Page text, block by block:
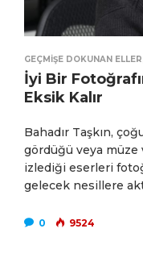
GEÇMIŞE DOKUNAN ELLER
İyi Bir
Eksik Kalır
Bahadır Taşkın,
gördüğü veya
izlediği eserleri
gelecek nesillere
0 9524